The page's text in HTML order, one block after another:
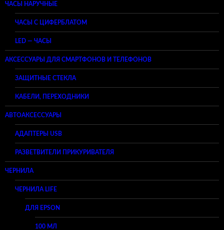
ЧАСЫ НАРУЧНЫЕ
ЧАСЫ С ЦИФЕРБЛАТОМ
LED — ЧАСЫ
АКСЕССУАРЫ ДЛЯ СМАРТФОНОВ И ТЕЛЕФОНОВ
ЗАЩИТНЫЕ СТЕКЛА
КАБЕЛИ, ПЕРЕХОДНИКИ
АВТОАКСЕССУАРЫ
АДАПТЕРЫ USB
РАЗВЕТВИТЕЛИ ПРИКУРИВАТЕЛЯ
ЧЕРНИЛА
ЧЕРНИЛА LIFE
ДЛЯ EPSON
100 МЛ